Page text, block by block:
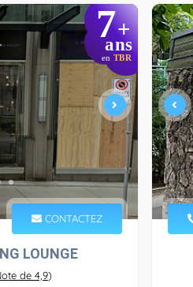
7+
ans
en TBR
CONTACTEZ
LOUNGE
de 4,9)